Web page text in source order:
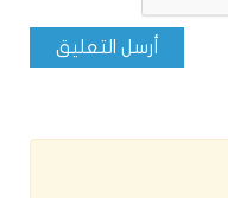
أرسل التعليق